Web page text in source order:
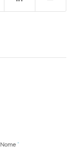
Nome *